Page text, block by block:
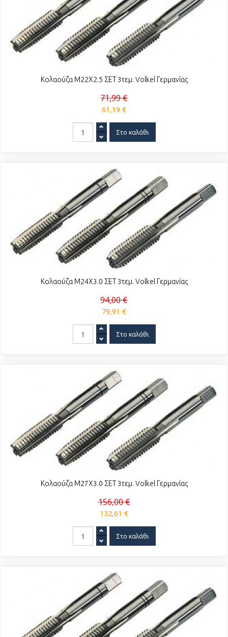
Κολαούζα Μ22Χ2.5 ΣΕΤ 3τεμ. Volkel Γερμανίας
71,99 €
61,19 €
Κολαούζα Μ24Χ3.0 ΣΕΤ 3τεμ. Volkel Γερμανίας
94,00 €
79,91 €
Κολαούζα Μ27Χ3.0 ΣΕΤ 3τεμ. Volkel Γερμανίας
156,00 €
132,61 €